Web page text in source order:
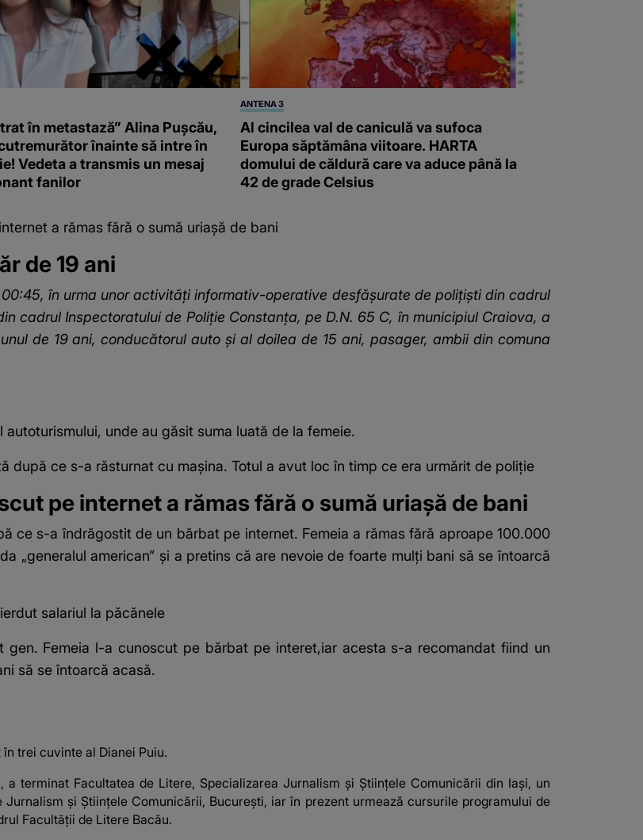
în metastază” Alina Pușcău,
înainte să intre în
Vedeta a transmis un mesaj
fanilor
ANTENA 3
Al cincilea val de caniculă va sufoca
Europa săptămâna viitoare. HARTA
domului de căldură care va aduce până la
42 de grade Celsius
a rămas fără o sumă uriașă de bani
de 19 ani
în urma unor activităţi informativ-operative desfăşurate de poliţişti din cadrul
cadrul Inspectoratului de Poliţie Constanţa, pe D.N. 65 C, în municipiul Craiova, a
de 19 ani, conducătorul auto şi al doilea de 15 ani, pasager, ambii din comuna
unde au găsit suma luată de la femeie.
după ce s-a răsturnat cu mașina. Totul a avut loc în timp ce era urmărit de poliție
pe internet a rămas fără o sumă uriașă de bani
ce s-a îndrăgostit de un bărbat pe internet. Femeia a rămas fără aproape 100.000
„generalul american” și a pretins că are nevoie de foarte mulți bani să se întoarcă
salariul la păcănele
Femeia l-a cunoscut pe bărbat pe interet,iar acesta s-a recomandat fiind un
să se întoarcă acasă.
trei cuvinte al Dianei Puiu.
terminat Facultatea de Litere, Specializarea Jurnalism și Științele Comunicării din Iași, un
și Științele Comunicării, București, iar în prezent urmează cursurile programului de
Facultății de Litere Bacău.